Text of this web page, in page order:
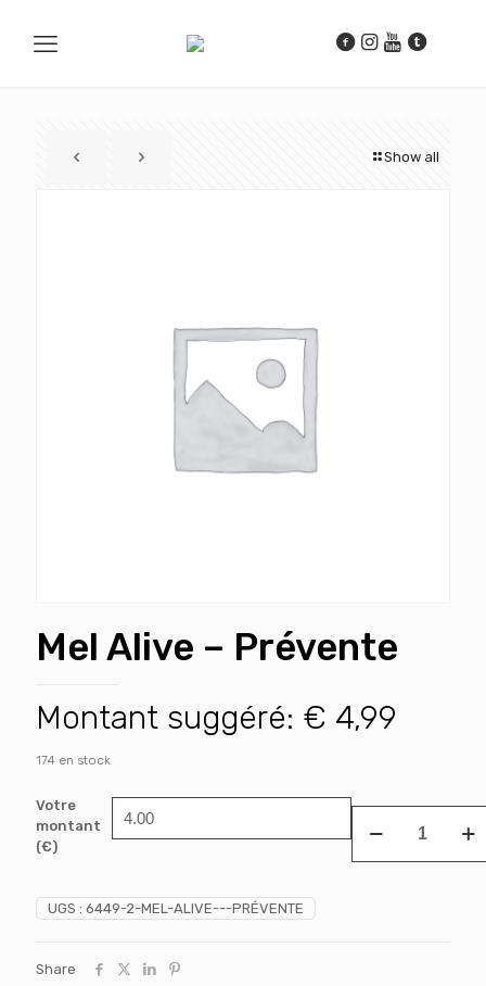
Show all
Mel Alive – Prévente
Montant suggéré: € 4,99
174 en stock
Votre
montant
(€)
de
UGS : 6449-2-MEL-ALIVE---PRÉVENTE
Share